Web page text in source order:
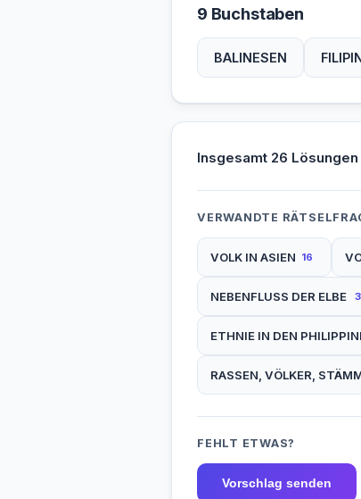
9 Buchstaben
BALINESEN
Insgesamt 26
VERWANDTE
VOLK IN ASIEN 16
NEBENFLUSS DER ELBE 3
ETHNIE IN DEN
RASSEN, VÖLKER,
FEHLT ETWAS?
Vorschlag senden